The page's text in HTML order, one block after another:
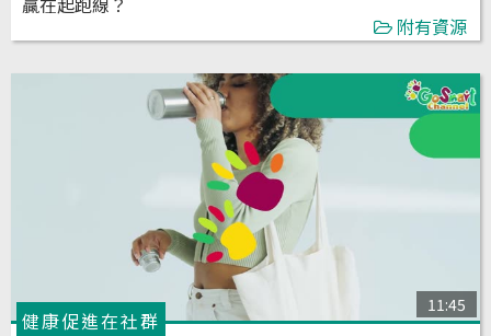
附有資源
11:45
健康促進在社群